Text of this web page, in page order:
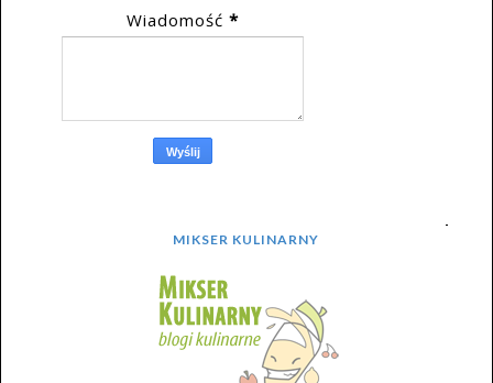
Wiadomość *
MIKSER KULINARNY